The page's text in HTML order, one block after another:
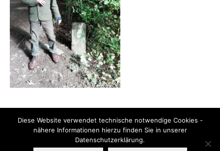
Datenschutzerklärung
Diese Website verwendet technische notwendige Cookies -
nähere Informationen hierzu finden Sie in unserer
Datenschutzerklärung.